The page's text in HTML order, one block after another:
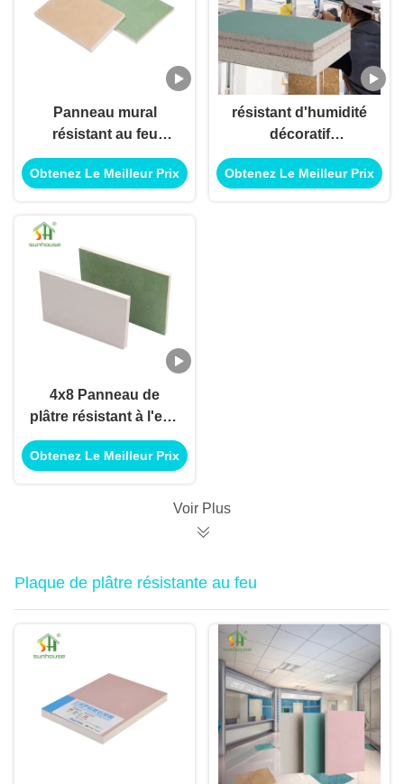
Panneau mural
résistant au feu
flexible étanche à
l'humidité 1220mm x
Obtenez Le Meilleur Prix
résistant d'humidité
décoratif
imperméable de
panneau de gypse
Obtenez Le Meilleur Prix
4x8 Panneau de
plâtre résistant à l'eau
résistant à l'humidité
Carreaux de 15 mm
Obtenez Le Meilleur Prix
Voir Plus
Plaque de plâtre résistante au feu